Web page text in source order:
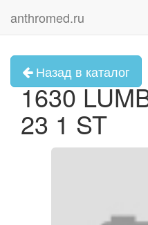
anthromed.ru
Назад в каталог
1630
23 1 ST